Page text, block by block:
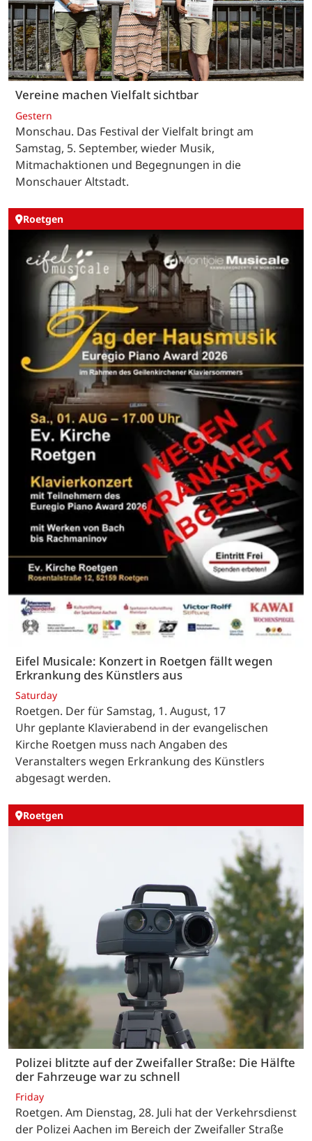
Vereine machen Vielfalt sichtbar
Gestern
Monschau. Das Festival der Vielfalt bringt am
Samstag, 5. September, wieder Musik,
Mitmachaktionen und Begegnungen in die
Monschauer Altstadt.
Roetgen
Eifel Musicale: Konzert in Roetgen fällt wegen
Erkrankung des Künstlers aus
Saturday
Roetgen. Der für Samstag, 1. August, 17
Uhr geplante Klavierabend in der evangelischen
Kirche Roetgen muss nach Angaben des
Veranstalters wegen Erkrankung des Künstlers
abgesagt werden.
Roetgen
Polizei blitzte auf der Zweifaller Straße: Die Hälfte
der Fahrzeuge war zu schnell
Friday
Roetgen. Am Dienstag, 28. Juli hat der Verkehrsdienst
der Polizei Aachen im Bereich der Zweifaller Straße